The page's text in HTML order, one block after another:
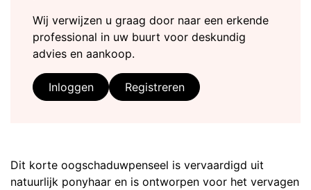
Dit korte oogschaduwpenseel is vervaardigd uit
natuurlijk ponyhaar en is ontworpen voor het vervagen
Wij verwijzen u graag door naar een erkende
professional in uw buurt voor deskundig
advies en aankoop.
Inloggen Registreren